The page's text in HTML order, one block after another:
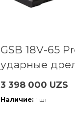
GSB 18V-65
ударные
3 398 000 UZS
Наличие: 1 шт